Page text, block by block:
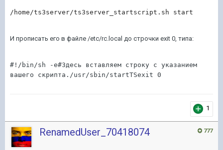
/home/ts3server/ts3server_startscript.sh start
И прописать его в файле /etc/rc.local до строчки exit 0, типа:
#!/bin/sh -e#Здесь вставляем строку с указанием
вашего скрипта./usr/sbin/startTSexit 0
1
777
RenamedUser_70418074